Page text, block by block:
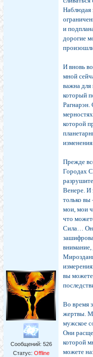
Сообщений: 526
Статус: Offline
Наблюдая
и
дорогие
И вновь
мной
важна для
который
которой
Прежде
Городах
Венере. И
только
мои, мои
что
Сила…
вы
Во время
жертвы.
мужское
Они
которой
можете